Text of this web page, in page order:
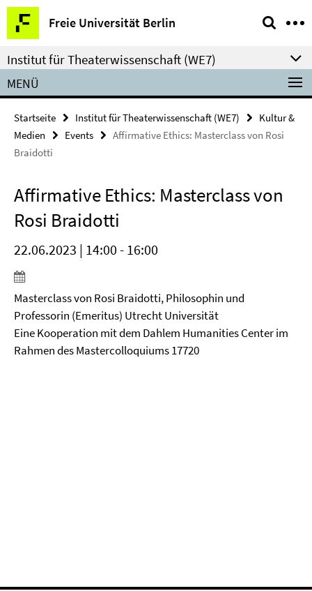
Springe
direkt
zu
Inhalt
Freie Universität Berlin
Service-
Navigation
Institut für Theaterwissenschaft (WE7)
MENÜ
Startseite Institut für Theaterwissenschaft (WE7)
Kultur &
Medien
Events
Affirmative Ethics: Masterclass von Rosi
Braidotti
Affirmative Ethics: Masterclass von
Rosi Braidotti
22.06.2023 | 14:00 - 16:00
Masterclass von Rosi Braidotti, Philosophin und
Professorin (Emeritus) Utrecht Universität
Eine Kooperation mit dem Dahlem Humanities Center im
Rahmen des Mastercolloquiums 17720